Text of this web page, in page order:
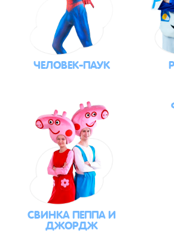
ЧЕЛОВЕК-ПАУК
СВИНКА ПЕППА И
ДЖОРДЖ